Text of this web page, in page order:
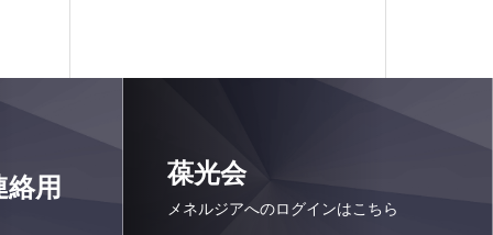
絡用 葆光会
メネルジアへのログインはこちら